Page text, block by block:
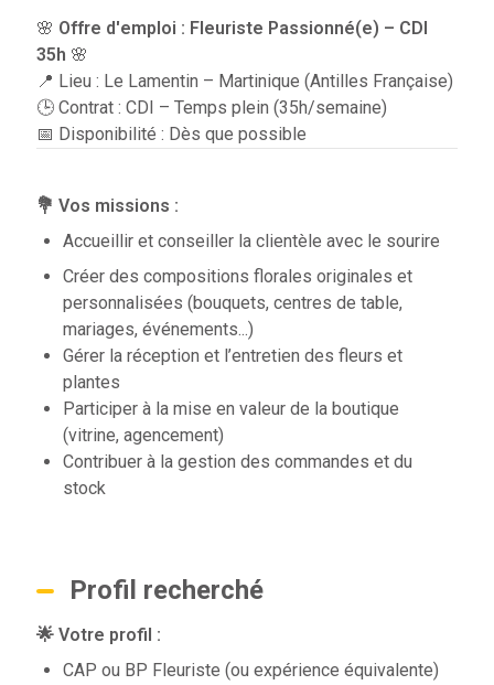
🌸 Offre d'emploi : Fleuriste Passionné(e) – CDI
35h 🌸
📍 Lieu : Le Lamentin – Martinique (Antilles Française)
🕒 Contrat : CDI – Temps plein (35h/semaine)
📅 Disponibilité : Dès que possible
💐 Vos missions :
Accueillir et conseiller la clientèle avec le sourire
Créer des compositions florales originales et
personnalisées (bouquets, centres de table,
mariages, événements...)
Gérer la réception et l’entretien des fleurs et
plantes
Participer à la mise en valeur de la boutique
(vitrine, agencement)
Contribuer à la gestion des commandes et du
stock
Profil recherché
🌟 Votre profil :
CAP ou BP Fleuriste (ou expérience équivalente)